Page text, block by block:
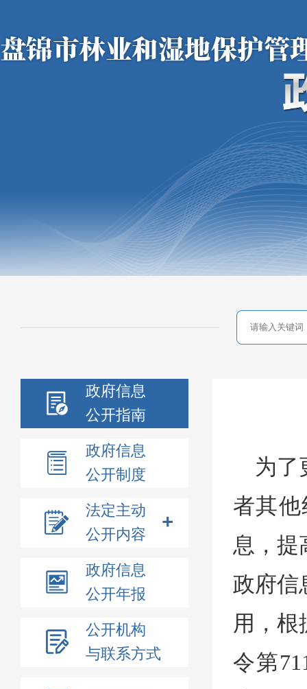
政府信息
公开指南
政府信息
公开制度
法定主动
公开内容
政府信息
公开年报
公开机构
与联系方式
为了
者其
息，提
政府信
用，根
令第